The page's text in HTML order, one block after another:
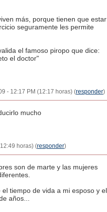
más, porque tienen que estar
seguramente les permite
el famoso piropo que dice:
el doctor"
- 12:17 PM (12:17 horas) (responder)
mucho
horas) (responder)
son de marte y las mujeres
tiempo de vida a mi esposo y el
años...